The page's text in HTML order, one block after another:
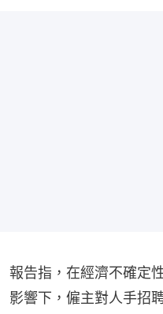
報告指，在經濟不確定
影響下，僱主對人手招